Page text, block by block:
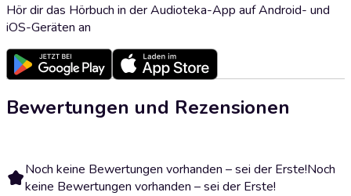
Hör dir das Hörbuch in der Audioteka-App auf Android- und
iOS-Geräten an
Bewertungen und Rezensionen
Noch keine Bewertungen vorhanden – sei der Erste!Noch
keine Bewertungen vorhanden – sei der Erste!